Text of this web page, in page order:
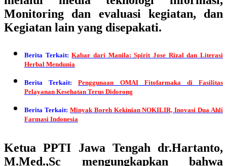
Monitoring dan evaluasi kegiatan, dan
Kegiatan lain yang disepakati.
Berita Terkait: Kabar dari Manila: Spirit Jose Rizal dan Literasi
Herbal Mendunia
Berita Terkait: Penggunaan OMAI Fitofarmaka di Fasilitas
Pelayanan Kesehatan Terus Didorong
Berita Terkait: Minyak Boreh Kekinian NOKILIR, Inovasi Dua Ahli
Farmasi Indonesia
Ketua PPTI Jawa Tengah dr.Hartanto,
M.Med.,Sc mengungkapkan bahwa